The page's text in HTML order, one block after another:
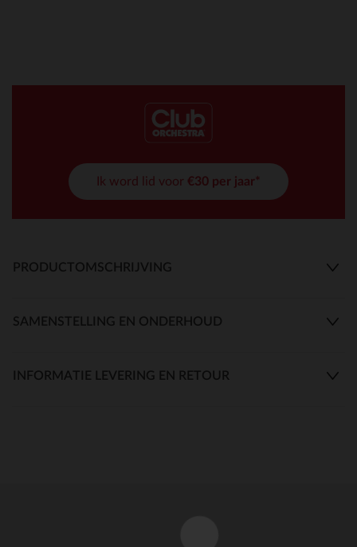
Ik word lid voor €30 per jaar*
PRODUCTOMSCHRIJVING
SAMENSTELLING EN ONDERHOUD
INFORMATIE LEVERING EN RETOUR